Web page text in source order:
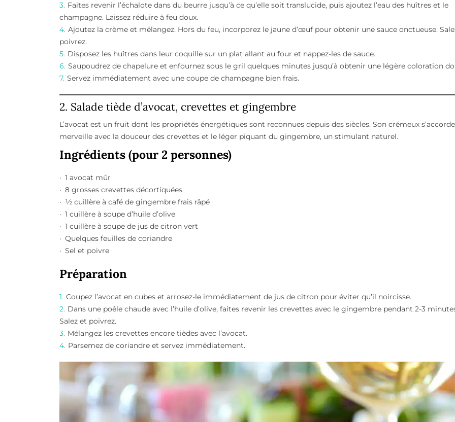
Faites revenir l’échalote dans du beurre jusqu’à ce qu’elle soit translucide, puis ajoutez l’eau des huîtres et le
champagne. Laissez réduire à feu doux.
Ajoutez la crème et mélangez. Hors du feu, incorporez le jaune d’œuf pour obtenir une sauce onctueuse.
poivrez.
Disposez les huîtres dans leur coquille sur un plat allant au four et nappez-les de sauce.
Saupoudrez de chapelure et enfournez sous le gril quelques minutes jusqu’à obtenir une légère coloration
Servez immédiatement avec une coupe de champagne bien frais.
2. Salade tiède d’avocat, crevettes et gingembre
L’avocat est un fruit dont les propriétés énergétiques sont reconnues depuis des siècles. Son crémeux
merveille avec la douceur des crevettes et le léger piquant du gingembre, un stimulant naturel.
Ingrédients (pour 2 personnes)
1 avocat mûr
8 grosses crevettes décortiquées
½ cuillère à café de gingembre frais râpé
1 cuillère à soupe d’huile d’olive
1 cuillère à soupe de jus de citron vert
Quelques feuilles de coriandre
Sel et poivre
Préparation
Coupez l’avocat en cubes et arrosez-le immédiatement de jus de citron pour éviter qu’il noircisse.
Dans une poêle chaude avec l’huile d’olive, faites revenir les crevettes avec le gingembre pendant 2-3
Salez et poivrez.
Mélangez les crevettes encore tièdes avec l’avocat.
Parsemez de coriandre et servez immédiatement.